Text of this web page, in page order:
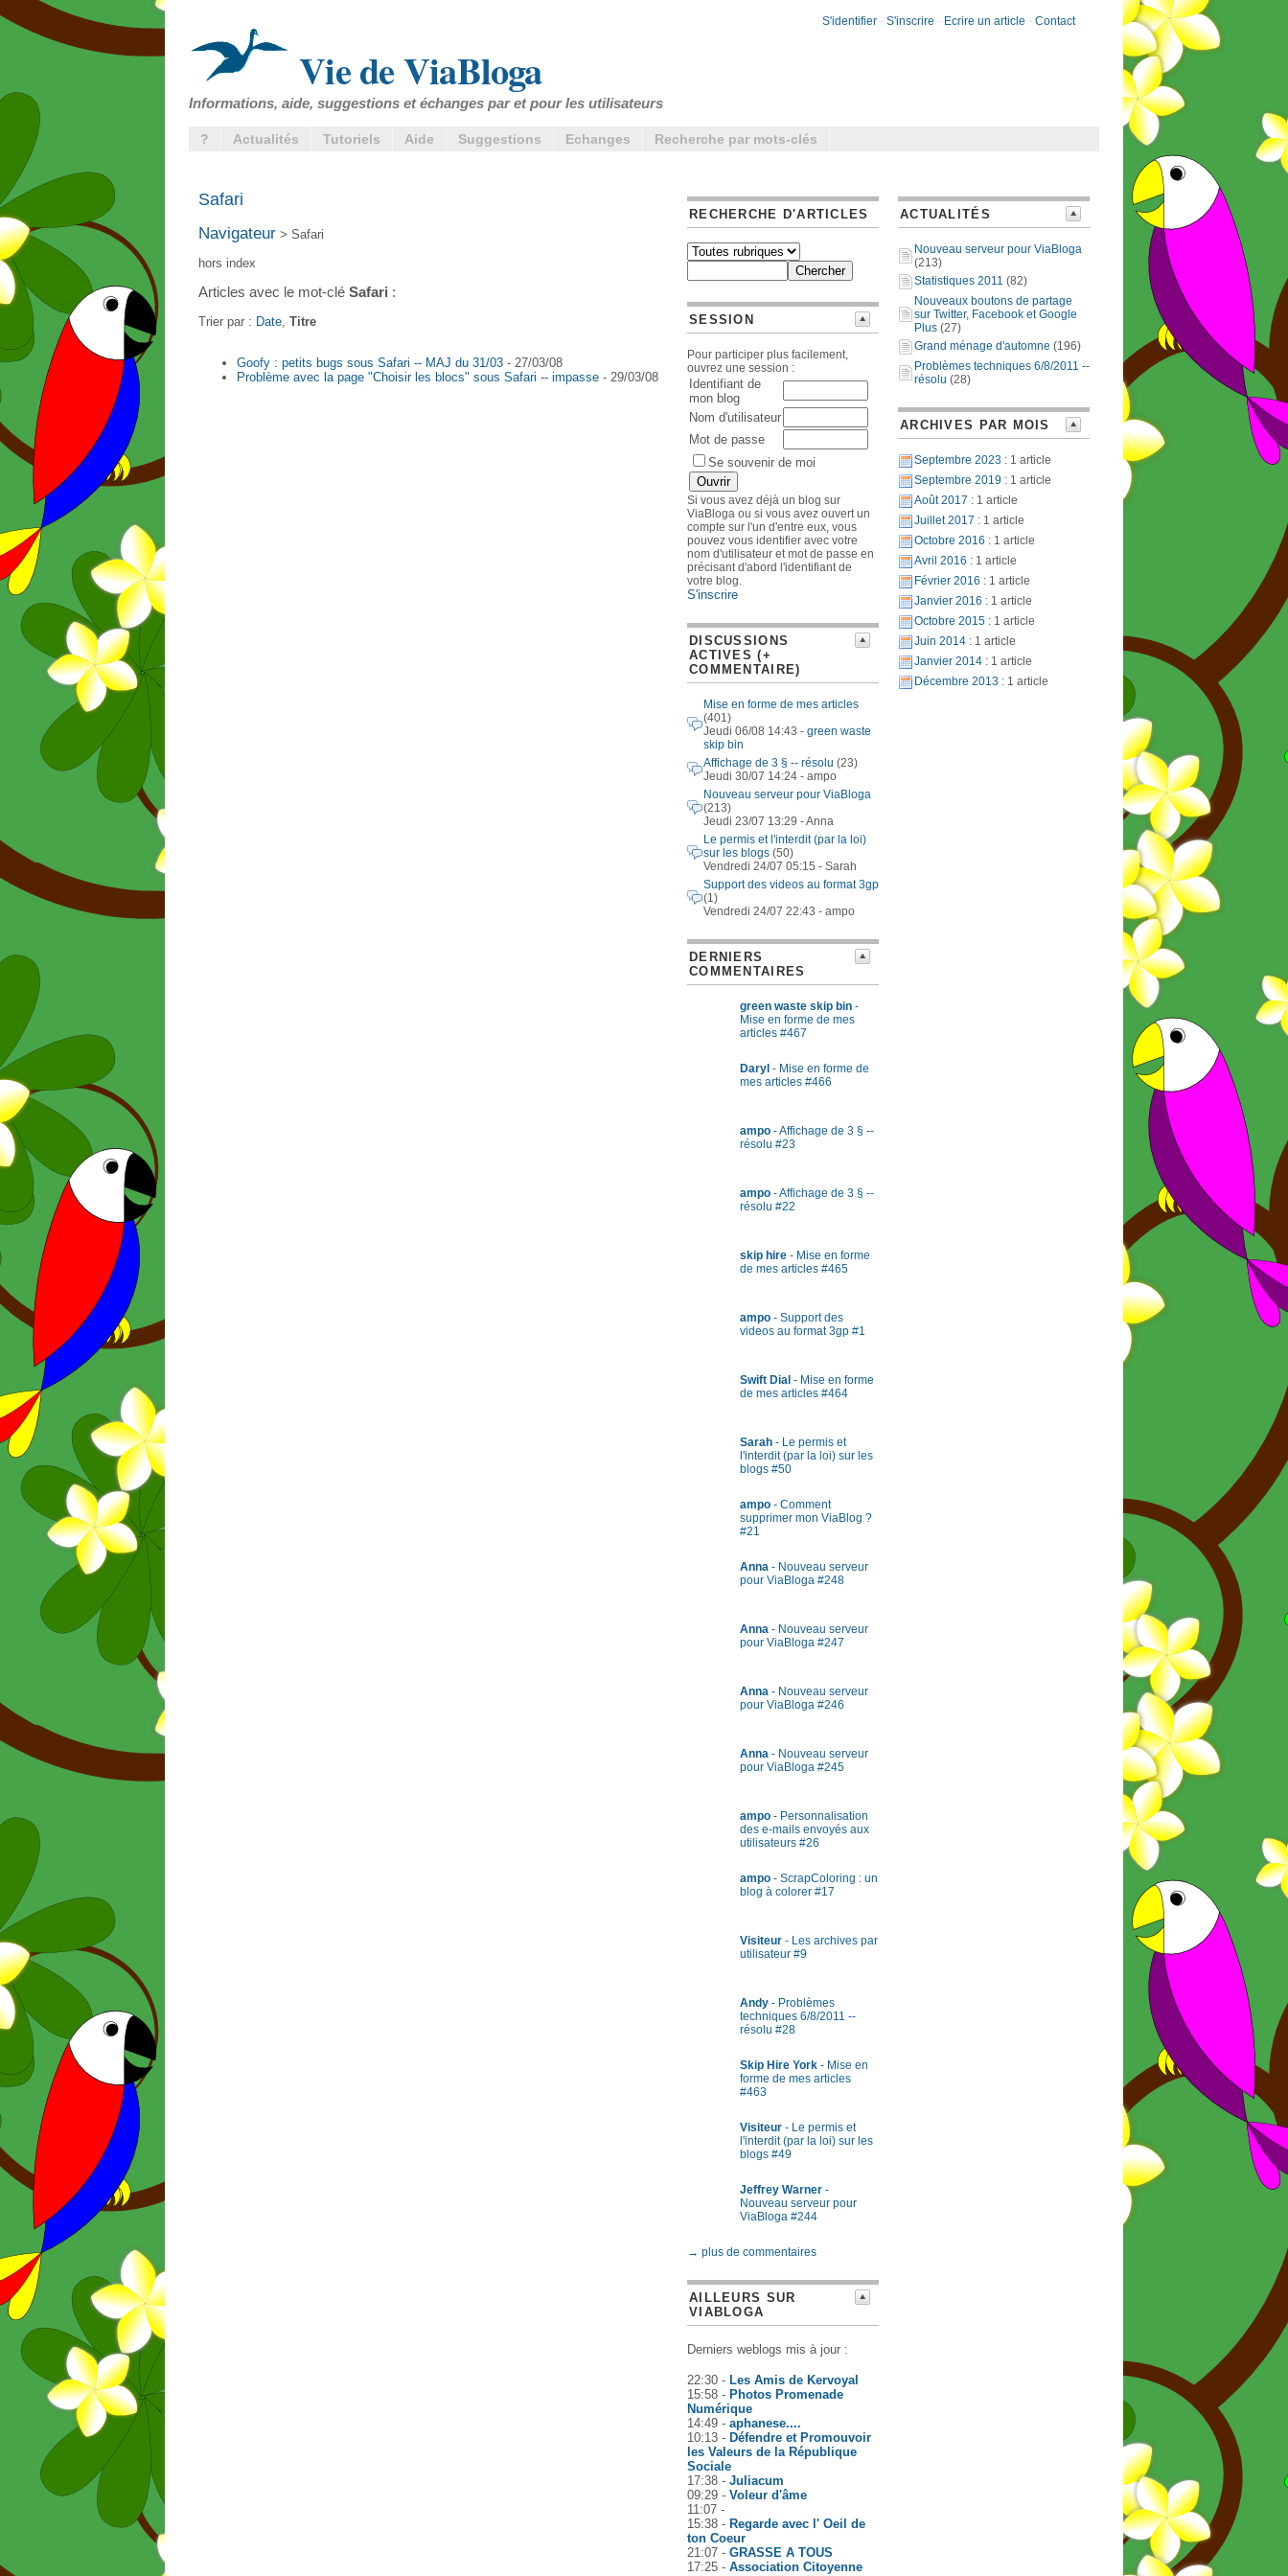
S'identifier - S'inscrire - Ecrire un article - Contact
Vie de ViaBloga
Informations, aide, suggestions et échanges par et pour les utilisateurs
? Actualités Tutoriels Aide Suggestions Echanges Recherche par mots-clés
Safari
Navigateur > Safari
hors index
Articles avec le mot-clé Safari :
Trier par : Date, Titre
Goofy : petits bugs sous Safari -- MAJ du 31/03 - 27/03/08
Problème avec la page "Choisir les blocs" sous Safari -- impasse - 29/03/08
RECHERCHE D'ARTICLES
SESSION
Pour participer plus facilement,
ouvrez une session :
Identifiant de
mon blog
Nom d'utilisateur
Mot de passe
Se souvenir de moi
Si vous avez déjà un blog sur
ViaBloga ou si vous avez ouvert un
compte sur l'un d'entre eux, vous
pouvez vous identifier avec votre
nom d'utilisateur et mot de passe en
précisant d'abord l'identifiant de
votre blog.
S'inscrire
DISCUSSIONS
ACTIVES (+
COMMENTAIRE)
Mise en forme de mes articles
(401)
Jeudi 06/08 14:43 - green waste
skip bin
Affichage de 3 § -- résolu (23)
Jeudi 30/07 14:24 - ampo
Nouveau serveur pour ViaBloga
(213)
Jeudi 23/07 13:29 - Anna
Le permis et l'interdit (par la loi)
sur les blogs (50)
Vendredi 24/07 05:15 - Sarah
Support des videos au format 3gp
(1)
Vendredi 24/07 22:43 - ampo
DERNIERS
COMMENTAIRES
green waste skip bin -
Mise en forme de mes
articles #467
Daryl - Mise en forme de
mes articles #466
ampo - Affichage de 3 § --
résolu #23
ampo - Affichage de 3 § --
résolu #22
skip hire - Mise en forme
de mes articles #465
ampo - Support des
videos au format 3gp #1
Swift Dial - Mise en forme
de mes articles #464
Sarah - Le permis et
l'interdit (par la loi) sur les
blogs #50
ampo - Comment
supprimer mon ViaBlog ?
#21
Anna - Nouveau serveur
pour ViaBloga #248
Anna - Nouveau serveur
pour ViaBloga #247
Anna - Nouveau serveur
pour ViaBloga #246
Anna - Nouveau serveur
pour ViaBloga #245
ampo - Personnalisation
des e-mails envoyés aux
utilisateurs #26
ampo - ScrapColoring : un
blog à colorer #17
Visiteur - Les archives par
utilisateur #9
Andy - Problèmes
techniques 6/8/2011 --
résolu #28
Skip Hire York - Mise en
forme de mes articles
#463
Visiteur - Le permis et
l'interdit (par la loi) sur les
blogs #49
Jeffrey Warner -
Nouveau serveur pour
ViaBloga #244
→ plus de commentaires
AILLEURS SUR
VIABLOGA
Derniers weblogs mis à jour :
22:30 - Les Amis de Kervoyal
15:58 - Photos Promenade
Numérique
14:49 - aphanese....
10:13 - Défendre et Promouvoir
les Valeurs de la République
Sociale
17:38 - Juliacum
09:29 - Voleur d'âme
11:07 -
15:38 - Regarde avec l' Oeil de
ton Coeur
21:07 - GRASSE A TOUS
17:25 - Association Citoyenne
ACTUALITÉS
Nouveau serveur pour ViaBloga
(213)
Statistiques 2011 (82)
Nouveaux boutons de partage
sur Twitter, Facebook et Google
Plus (27)
Grand ménage d'automne (196)
Problèmes techniques 6/8/2011 --
résolu (28)
ARCHIVES PAR MOIS
Septembre 2023 : 1 article
Septembre 2019 : 1 article
Août 2017 : 1 article
Juillet 2017 : 1 article
Octobre 2016 : 1 article
Avril 2016 : 1 article
Février 2016 : 1 article
Janvier 2016 : 1 article
Octobre 2015 : 1 article
Juin 2014 : 1 article
Janvier 2014 : 1 article
Décembre 2013 : 1 article